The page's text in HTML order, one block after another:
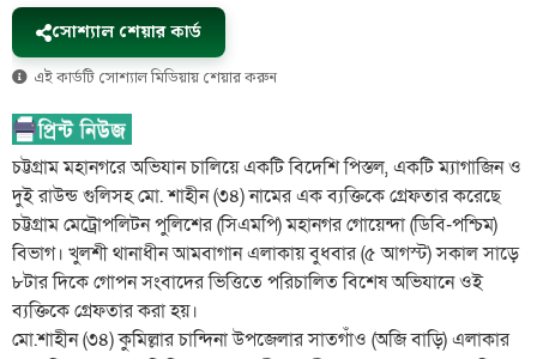
সোশ্যাল শেয়ার কার্ড
এই কার্ডটি সোশ্যাল মিডিয়ায় শেয়ার করুন
চট্টগ্রাম মহানগরে অভিযান চালিয়ে একটি বিদেশি পিস্তল, একটি ম্যাগাজিন ও
দুই রাউন্ড গুলিসহ মো. শাহীন (৩৪) নামের এক ব্যক্তিকে গ্রেফতার করেছে
চট্টগ্রাম মেট্রোপলিটন পুলিশের (সিএমপি) মহানগর গোয়েন্দা (ডিবি-পশ্চিম)
বিভাগ। খুলশী থানাধীন আমবাগান এলাকায় বুধবার (৫ আগস্ট) সকাল সাড়ে
৮টার দিকে গোপন সংবাদের ভিত্তিতে পরিচালিত বিশেষ অভিযানে ওই
ব্যক্তিকে গ্রেফতার করা হয়।
মো.শাহীন (৩৪) কুমিল্লার চান্দিনা উপজেলার সাতগাঁও (অজি বাড়ি) এলাকার